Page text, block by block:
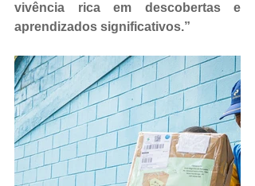
vivência rica em descobertas e
aprendizados significativos.”